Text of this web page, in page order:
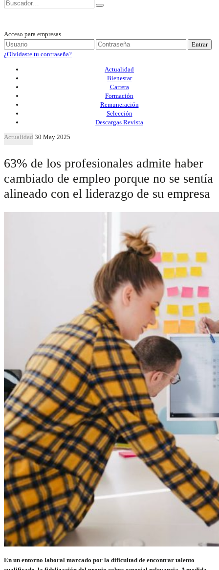
Acceso para empresas
Entrar
¿Olvidaste tu contraseña?
Actualidad
Bienestar
Carrera
Formación
Remuneración
Selección
Descargas Revista
Actualidad 30 May 2025
63% de los profesionales admite haber
cambiado de empleo porque no se sentía
alineado con el liderazgo de su empresa
En un entorno laboral marcado por la dificultad de encontrar talento